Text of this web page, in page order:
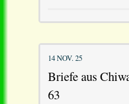
14 NOV. 25
Briefe aus
63